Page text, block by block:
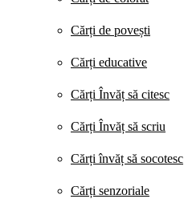
Cărți de povești
Cărți educative
Cărți Învăț să citesc
Cărți Învăț să scriu
Cărți învăț să socotesc
Cărți senzoriale